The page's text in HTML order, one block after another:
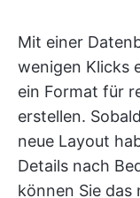
Mit einer
wenigen Klicks
ein Format für
erstellen.
neue Layout
Details nach
können Sie das